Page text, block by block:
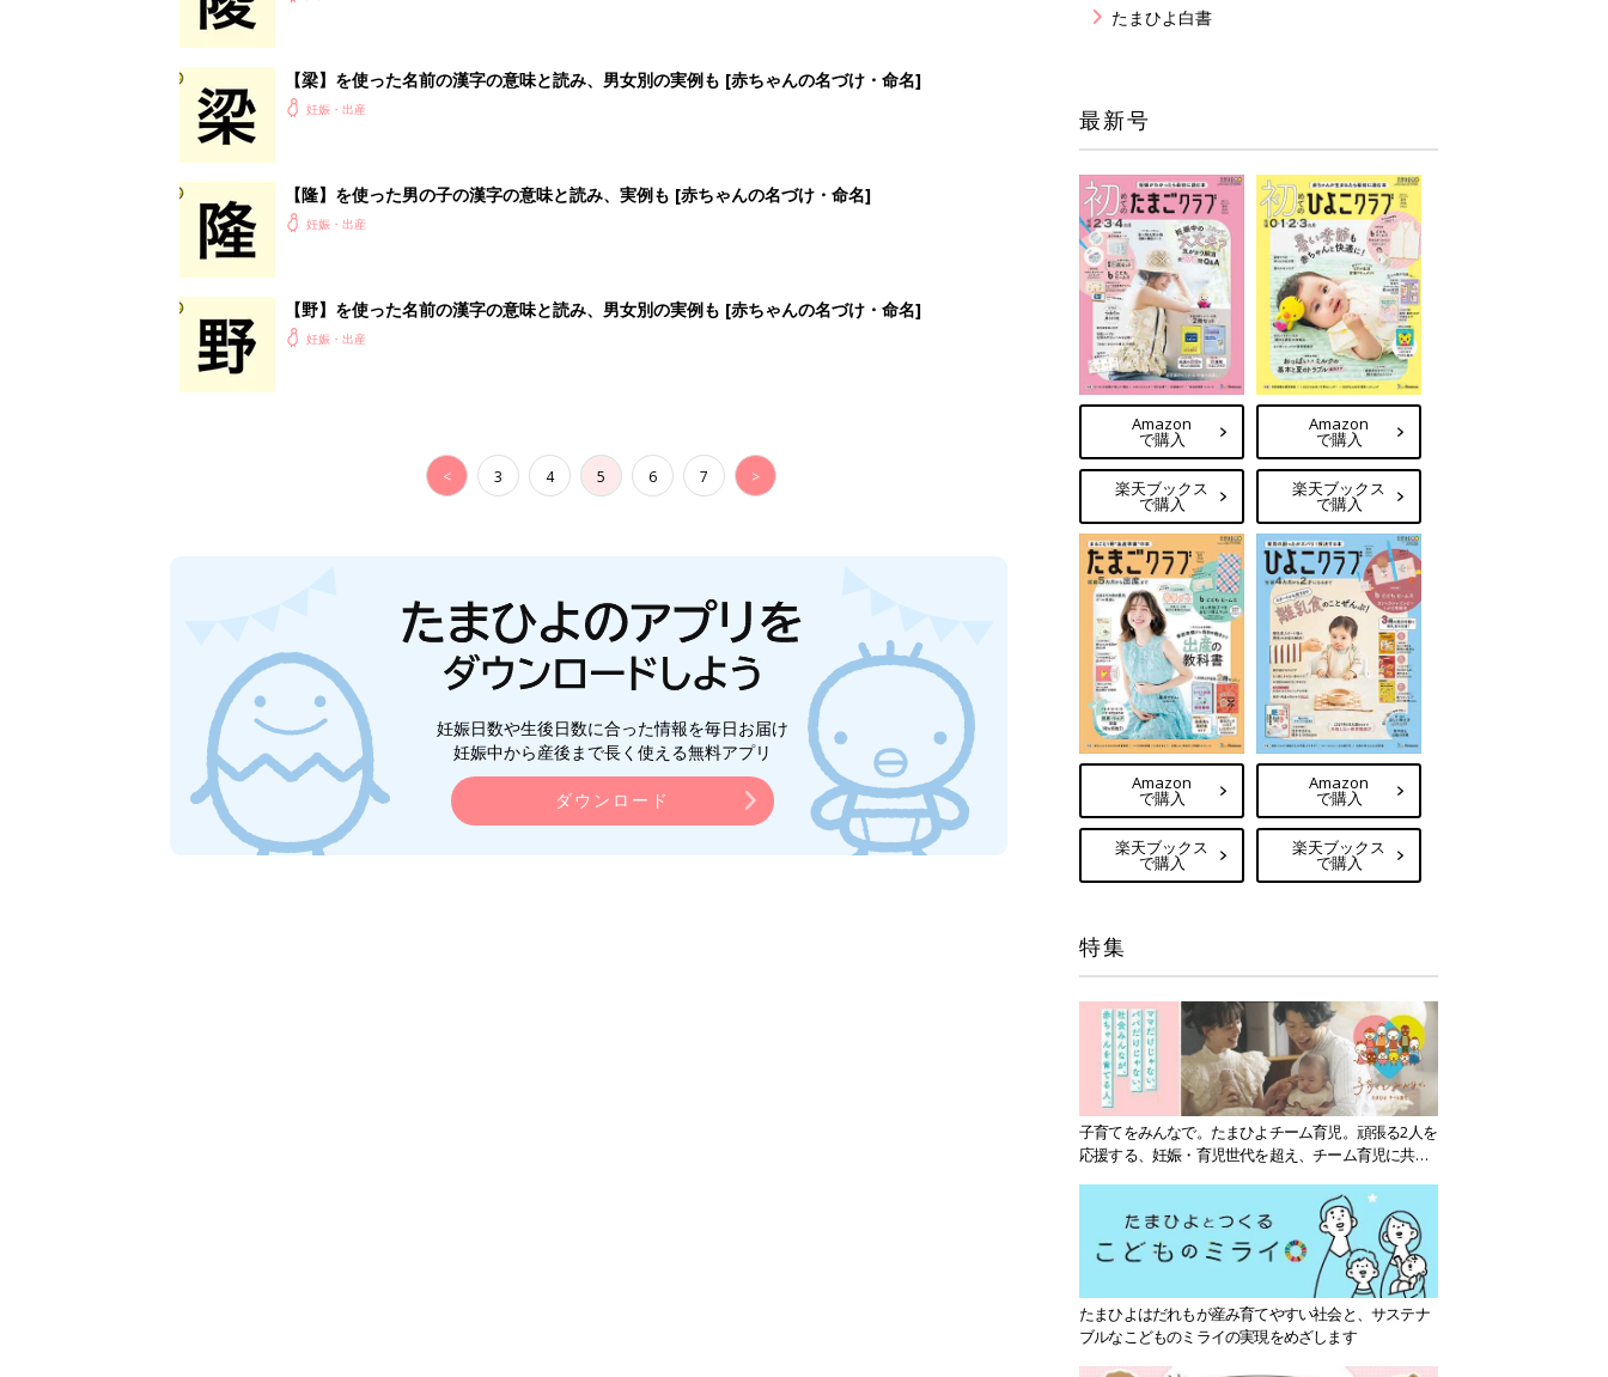
【梁】を使った名前の漢字の意味と読み、男女別の実例も [赤ちゃんの名づけ・命名]
妊娠・出産
【隆】を使った男の子の漢字の意味と読み、実例も [赤ちゃんの名づけ・命名]
妊娠・出産
【野】を使った名前の漢字の意味と読み、男女別の実例も [赤ちゃんの名づけ・命名]
妊娠・出産
< 3 4 5 6 7 >
妊娠日数や生後日数に合った情報を毎日お届け
妊娠中から産後まで長く使える無料アプリ
ダウンロード
たまひよ白書
最新号
Amazon
で購入
楽天ブックス
で購入
Amazon
で購入
楽天ブックス
で購入
Amazon
で購入
楽天ブックス
で購入
Amazon
で購入
楽天ブックス
で購入
特集
子育てをみんなで。たまひよチーム育児。頑張る2人を
応援する、妊娠・育児世代を超え、チーム育児に共感
たまひよはだれもが産み育てやすい社会と、サステナ
ブルなこどものミライの実現をめざします